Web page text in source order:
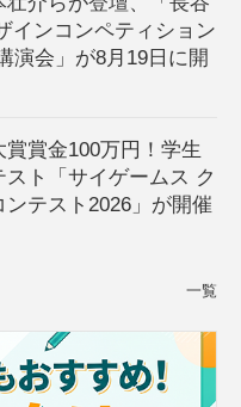
インコンペティション
演会」が8月19日に開
賞賞金100万円！学生
ト「サイゲームス ク
ンテスト2026」が開催
一覧